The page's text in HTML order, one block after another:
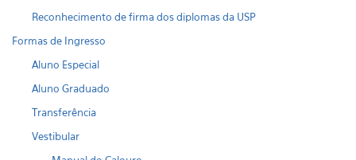
Reconhecimento de firma dos diplomas da USP
Formas de Ingresso
Aluno Especial
Aluno Graduado
Transferência
Vestibular